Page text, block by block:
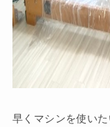
早くマシンを使い